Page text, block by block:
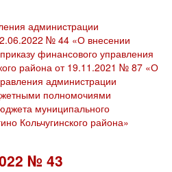
администрации
№ 44 «О внесении
финансового управления
района от 19.11.2021 № 87 «О
администрации
полномочиями
муниципального
Кольчугинского района»
№ 43